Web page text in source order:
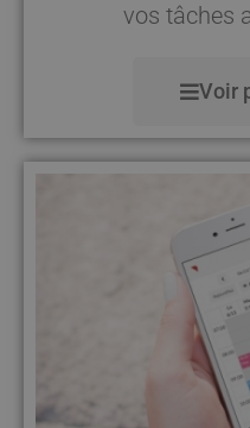
vos tâches
Voir